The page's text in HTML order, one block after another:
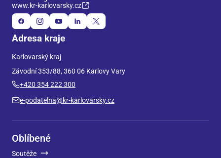
www.kr-karlovarsky.cz
Adresa kraje
Karlovarský kraj
Závodní 353/88, 360 06 Karlovy Vary
+420 354 222 300
e-podatelna@kr-karlovarsky.cz
Oblíbené
Soutěže